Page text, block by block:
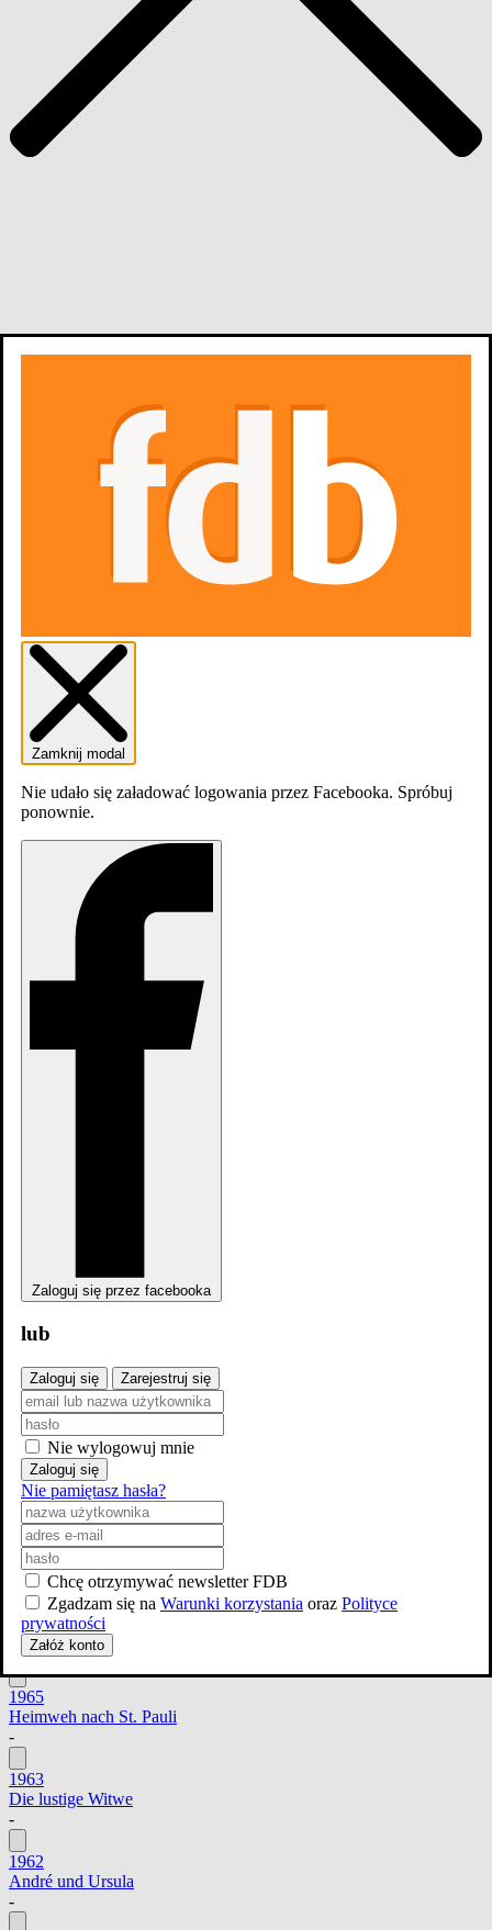
Reżyseria
Twoja ocena
1971
Morgen fällt die Schule aus
1971
Zwanzig Mädchen und die Pauker: Heute steht die Penne Kopf
1970
Hurra, die Schule brennt
1969
Der Mörderclub von Brooklyn
1967
Heidi
1965
Heimweh nach St. Pauli
-
1963
Die lustige Witwe
-
1962
André und Ursula
-
Zamknij modal
Nie udało się załadować logowania przez Facebooka. Spróbuj
ponownie.
Zaloguj się przez facebooka
lub
Zaloguj się Zarejestruj się
Nie wylogowuj mnie
Zaloguj się
Nie pamiętasz hasła?
Chcę otrzymywać newsletter FDB
Zgadzam się na Warunki korzystania oraz Polityce
prywatności
Załóż konto